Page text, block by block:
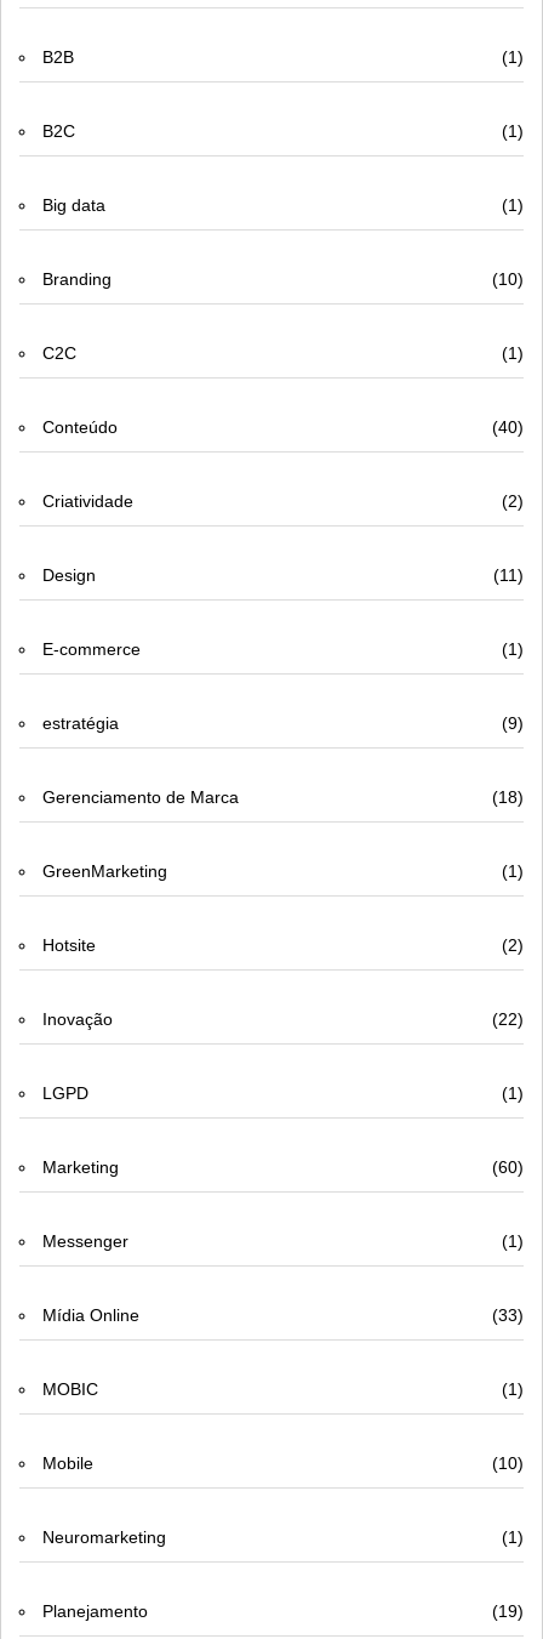
B2B (1)
B2C (1)
Big data (1)
Branding (10)
C2C (1)
Conteúdo (40)
Criatividade (2)
Design (11)
E-commerce (1)
estratégia (9)
Gerenciamento de Marca (18)
GreenMarketing (1)
Hotsite (2)
Inovação (22)
LGPD (1)
Marketing (60)
Messenger (1)
Mídia Online (33)
MOBIC (1)
Mobile (10)
Neuromarketing (1)
Planejamento (19)